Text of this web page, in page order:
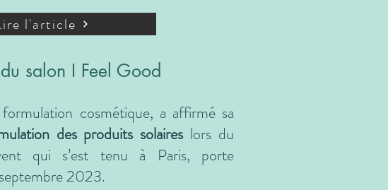
l'article
salon I Feel Good
cosmétique, a affirmé sa
des produits solaires lors du
qui s’est tenu à Paris, porte
2023.